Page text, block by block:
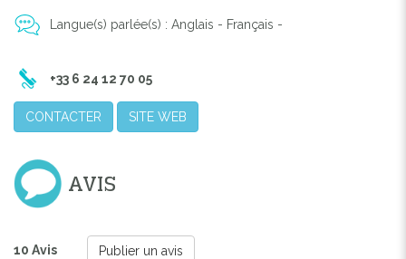
Langue(s) parlée(s) : Anglais - Français -
+33 6 24 12 70 05
CONTACTER SITE WEB
AVIS
10 Avis Publier un avis